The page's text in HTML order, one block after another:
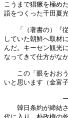
こうまで猖獗を極め
語をつくった千田夏
「（著書の）『従
していた朝鮮へ取材
んだ。キーセン観光
なってきて仕方がなか
この「眼をおおう
いと思います（金富
ーーーーー
韓日条約が締結さ